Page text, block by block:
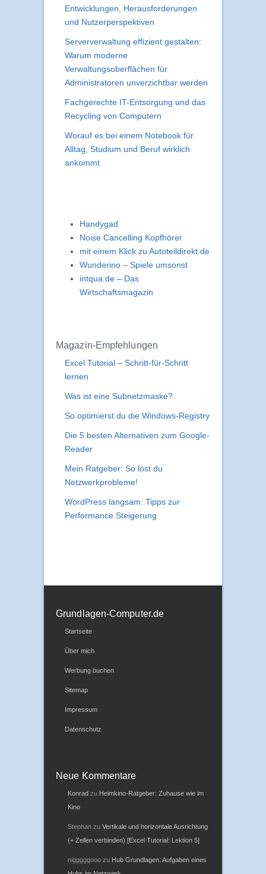
Entwicklungen, Herausforderungen
und Nutzerperspektiven
Serververwaltung effizient gestalten:
Warum moderne
Verwaltungsoberflächen für
Administratoren unverzichtbar werden
Fachgerechte IT-Entsorgung und das
Recycling von Computern
Worauf es bei einem Notebook für
Alltag, Studium und Beruf wirklich
ankommt
Handygad
Noise Cancelling Kopfhörer
mit einem Klick zu Autoteildirekt.de
Wunderino – Spiele umsonst
intqua.de – Das
Wirtschaftsmagazin
Magazin-Empfehlungen
Excel Tutorial – Schritt-für-Schritt
lernen
Was ist eine Subnetzmaske?
So optimierst du die Windows-Registry
Die 5 besten Alternativen zum Google-
Reader
Mein Ratgeber: So löst du
Netzwerkprobleme!
WordPress langsam: Tipps zur
Performance Steigerung
Grundlagen-Computer.de
Startseite
Über mich
Werbung buchen
Sitemap
Impressum
Datenschutz
Neue Kommentare
Konrad zu Heimkino-Ratgeber: Zuhause wie im
Kino
Stephan zu Vertikale und horizontale Ausrichtung
(+ Zellen verbinden) [Excel Tutorial: Lektion 5]
nigggggooo zu Hub Grundlagen: Aufgaben eines